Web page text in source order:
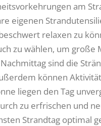
am
eigenen
relaxen zu
zu wählen, um große
sind die
können
liegen den Tag
zu erfrischen und
Strandtag optimal